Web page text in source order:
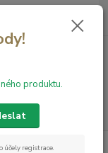
0,00 Kč
Pacific 1298 Bali
produktu.
účely registrace.